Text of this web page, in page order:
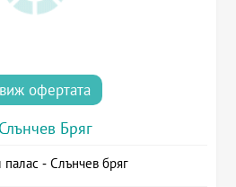
виж офертата
Слънчев Бряг
- Слънчев бряг